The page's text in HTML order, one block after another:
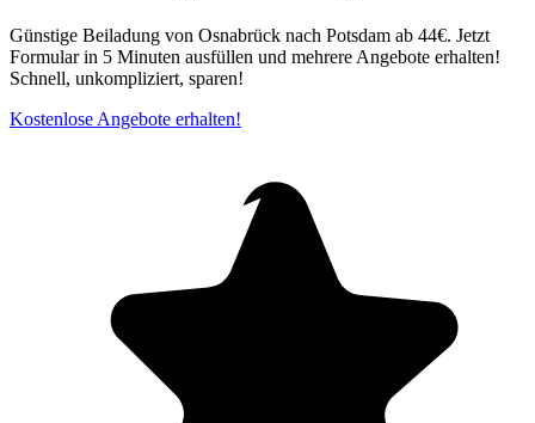
Günstige Beiladung von Osnabrück nach Potsdam ab 44€. Jetzt
Formular in 5 Minuten ausfüllen und mehrere Angebote erhalten!
Schnell, unkompliziert, sparen!
Kostenlose Angebote erhalten!